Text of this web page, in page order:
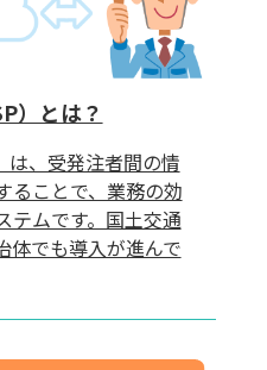
）とは？
は、受発注者間の情
ることで、業務の効
テムです。国土交通
体でも導入が進んで